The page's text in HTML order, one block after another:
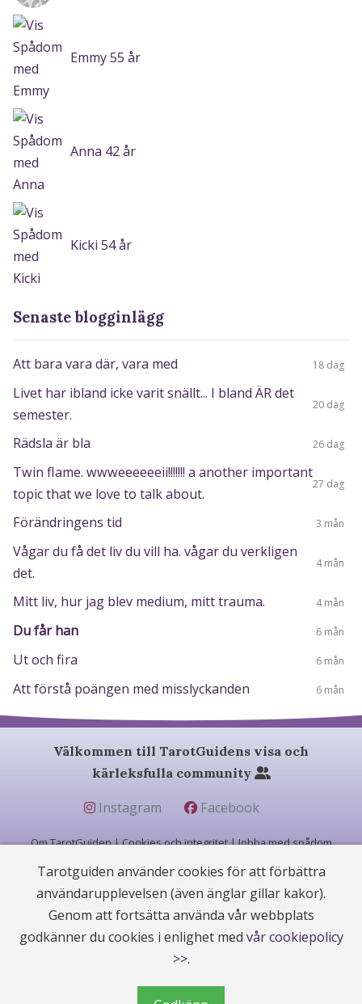
Emmy 55 år
Anna 42 år
Kicki 54 år
Senaste blogginlägg
Att bara vara där, vara med 18 dag
Livet har ibland icke varit snällt... I bland ÄR det
semester.
20 dag
Rädsla är bla 26 dag
Twin flame. wwweeeeeeii!!!!!!! a another important
topic that we love to talk about.
27 dag
Förändringens tid 3 mån
Vågar du få det liv du vill ha. vågar du verkligen
det.
4 mån
Mitt liv, hur jag blev medium, mitt trauma. 4 mån
Du får han 6 mån
Ut och fira 6 mån
Att förstå poängen med misslyckanden 6 mån
Välkommen till TarotGuidens visa och
kärleksfulla community
Instagram Facebook
Om TarotGuiden|Cookies och integritet|Jobba med spådom
© 2004 - 2026 (22 år) |TarotGuiden.com | betygsätt oss på Trustpilot
Alla samtal kostar 25:90 kr/min och sker privat från rådgivarens hem. Tarotlinjen
ger full sekretess, och vi följer
Alla Rådgivare är 18 år eller äldre. Alla bilder är privata och får inte kopieras,
Tarotguiden använder cookies för att förbättra
användarupplevelsen (även änglar gillar kakor).
Genom att fortsätta använda vår webbplats
godkänner du cookies i enlighet med vår cookiepolicy
>>.